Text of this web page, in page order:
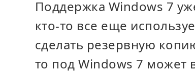
Поддержка Windows 7
кто-то все еще
сделать резервную
то под Windows 7 может